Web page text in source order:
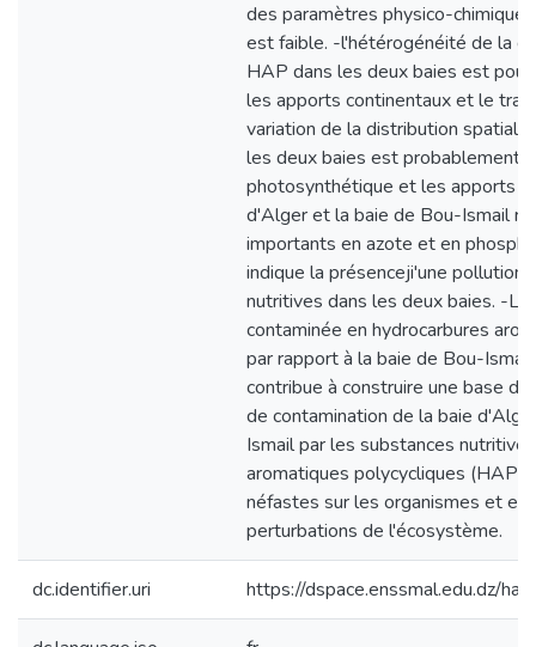
des paramètres physico-
est faible. -l'hétérogénéité de la
HAP dans les deux baies est
les apports continentaux et le
variation de la distribution
les deux baies est probablement
photosynthétique et les apports
d'Alger et la baie de Bou-Ismail
importants en azote et en
indique la présenceji'une pollution
nutritives dans les deux baies. -
contaminée en hydrocarbures
par rapport à la baie de Bou-
contribue à construire une base
de contamination de la baie
Ismail par les substances
aromatiques polycycliques (HAP)
néfastes sur les organismes et
perturbations de l'écosystème.
dc.identifier.uri https://dspace.enssmal.edu.dz/